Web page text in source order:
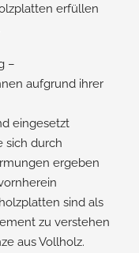
erfüllen
–
aufgrund ihrer
eingesetzt
sich durch
ergeben
sind als
zu verstehen
aus Vollholz.